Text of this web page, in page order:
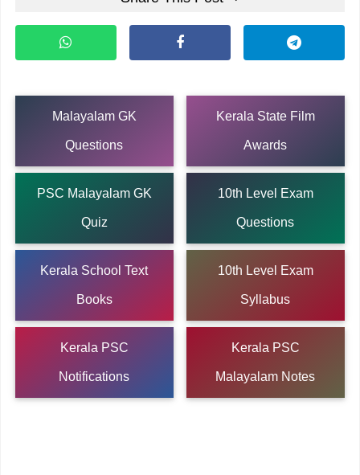
Malayalam GK
Questions
Kerala State Film
Awards
PSC Malayalam GK
Quiz
10th Level Exam
Questions
Kerala School Text
Books
10th Level Exam
Syllabus
Kerala PSC
Notifications
Kerala PSC
Malayalam Notes